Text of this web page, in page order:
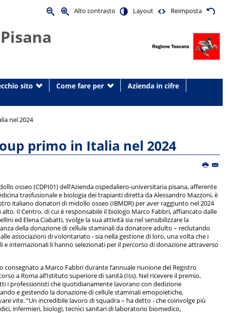
Alto contrasto Layout Reimposta
sito Come fare per
Azienda in cifre
nel 2024
primo in Italia nel 2024
osseo (CDPI01) dell’Azienda ospedaliero-universitaria pisana, afferente
trasfusionale e biologia dei trapianti diretta da Alessandro Mazzoni, è
italiano donatori di midollo osseo (IBMDR) per aver raggiunto nel 2024
alto. Il Centro, di cui è responsabile il biologo Marco Fabbri, affiancato dalle
ed Elena Ciabatti, svolge la sua attività sia nel sensibilizzare la
della donazione di cellule staminali da donatore adulto – reclutando
associazioni di volontariato - sia nella gestione di loro, una volta che i
e internazionali li hanno selezionati per il percorso di donazione attraverso
consegnato a Marco Fabbri durante l’annuale riunione del Registro
a Roma all’Istituto superiore di sanità (Iss). Nel ricevere il premio,
i professionisti che quotidianamente lavorano con dedizione
e gestendo la donazione di cellule staminali emopoietiche,
vite. “Un incredibile lavoro di squadra – ha detto - che coinvolge più
infermieri, biologi, tecnici sanitari di laboratorio biomedico,